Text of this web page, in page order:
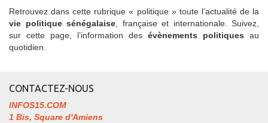
Retrouvez dans cette rubrique « politique » toute l’actualité de la
vie politique sénégalaise , française et internationale. Suivez,
sur cette page, l’information des évènements politiques au
quotidien.
CONTACTEZ-NOUS
INFOS15.COM
1 Bis, Square d'Amiens